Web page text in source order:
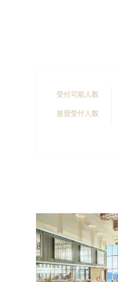
受付可能人数
推奨受付人数